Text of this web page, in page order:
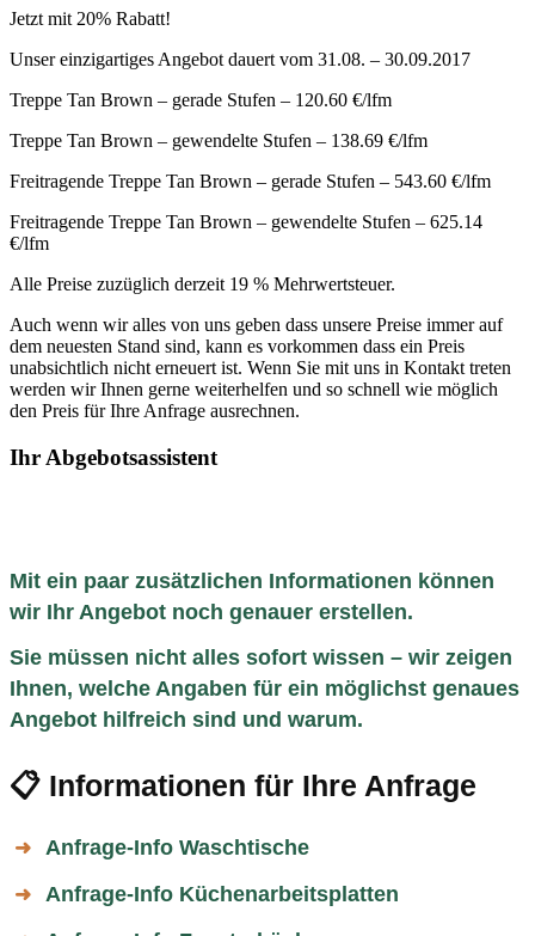
Jetzt mit 20% Rabatt!
Unser einzigartiges Angebot dauert vom 31.08. – 30.09.2017
Treppe Tan Brown – gerade Stufen – 120.60 €/lfm
Treppe Tan Brown – gewendelte Stufen – 138.69 €/lfm
Freitragende Treppe Tan Brown – gerade Stufen – 543.60 €/lfm
Freitragende Treppe Tan Brown – gewendelte Stufen – 625.14
€/lfm
Alle Preise zuzüglich derzeit 19 % Mehrwertsteuer.
Auch wenn wir alles von uns geben dass unsere Preise immer auf
dem neuesten Stand sind, kann es vorkommen dass ein Preis
unabsichtlich nicht erneuert ist. Wenn Sie mit uns in Kontakt treten
werden wir Ihnen gerne weiterhelfen und so schnell wie möglich
den Preis für Ihre Anfrage ausrechnen.
Ihr Abgebotsassistent
Mit ein paar zusätzlichen Informationen können
wir Ihr Angebot noch genauer erstellen.
Sie müssen nicht alles sofort wissen – wir zeigen
Ihnen, welche Angaben für ein möglichst genaues
Angebot hilfreich sind und warum.
📋 Informationen für Ihre Anfrage
➜ Anfrage-Info Waschtische
➜ Anfrage-Info Küchenarbeitsplatten